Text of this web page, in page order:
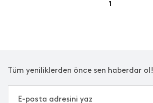
1
Tüm yeniliklerden önce sen haberdar ol!